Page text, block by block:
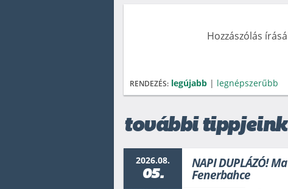
Hozzászólás
RENDEZÉS: legújabb | legnépszerűbb
további
2026.08.
05.
NAPI DUPLÁZÓ!
Fenerbahce